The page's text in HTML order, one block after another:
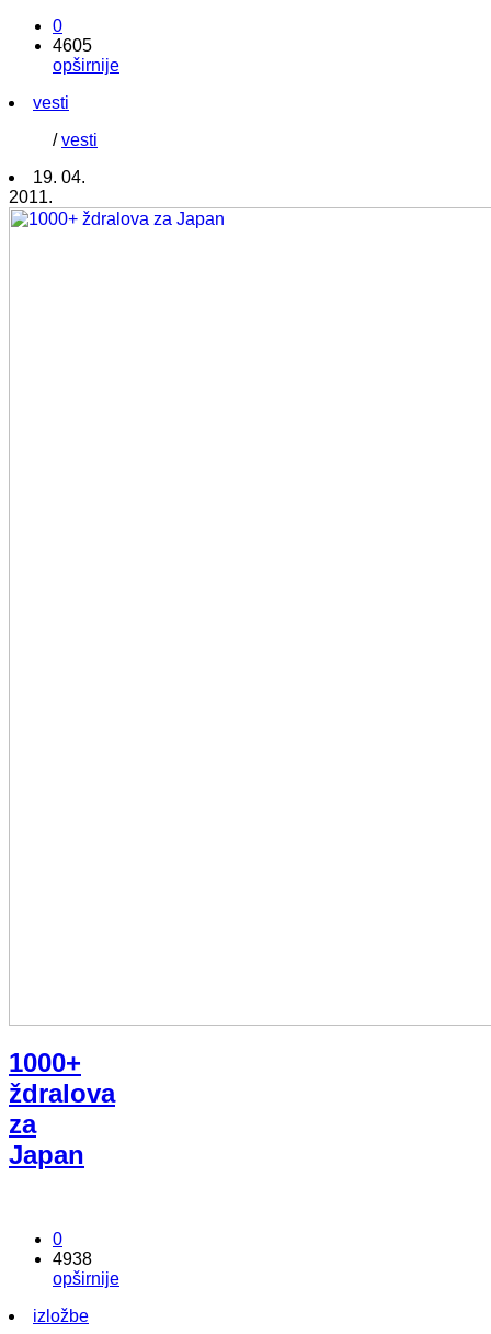
0
4605
opširnije
vesti
/vesti
19. 04.
2011.
1000+
ždralova
za
Japan
0
4938
opširnije
izložbe